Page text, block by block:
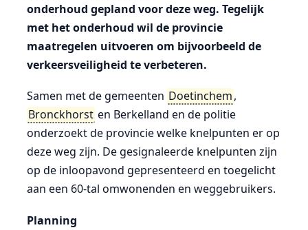
onderhoud gepland voor deze weg. Tegelijk
met het onderhoud wil de provincie
maatregelen uitvoeren om bijvoorbeeld de
verkeersveiligheid te verbeteren.
Samen met de gemeenten Doetinchem,
Bronckhorst en Berkelland en de politie
onderzoekt de provincie welke knelpunten er op
deze weg zijn. De gesignaleerde knelpunten zijn
op de inloopavond gepresenteerd en toegelicht
aan een 60-tal omwonenden en weggebruikers.
Planning